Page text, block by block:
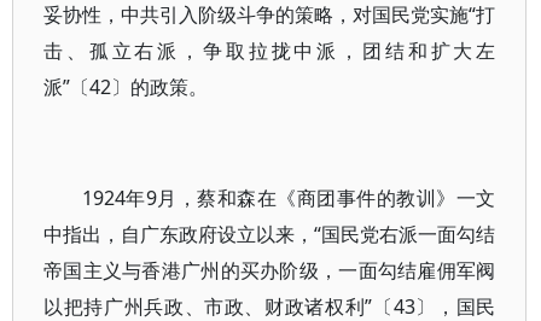
妥协性，中共引入阶级斗争的策略，对国民党实施“打
击、孤立右派，争取拉拢中派，团结和扩大左
派”〔42〕的政策。
1924年9月，蔡和森在《商团事件的教训》一文
中指出，自广东政府设立以来，“国民党右派一面勾结
帝国主义与香港广州的买办阶级，一面勾结雇佣军阀
以把持广州兵政、市政、财政诸权利”〔43〕，国民